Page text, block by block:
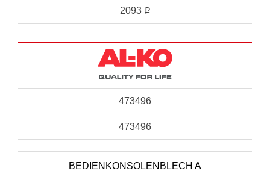
2093 i
473496
473496
BEDIENKONSOLENBLECH A